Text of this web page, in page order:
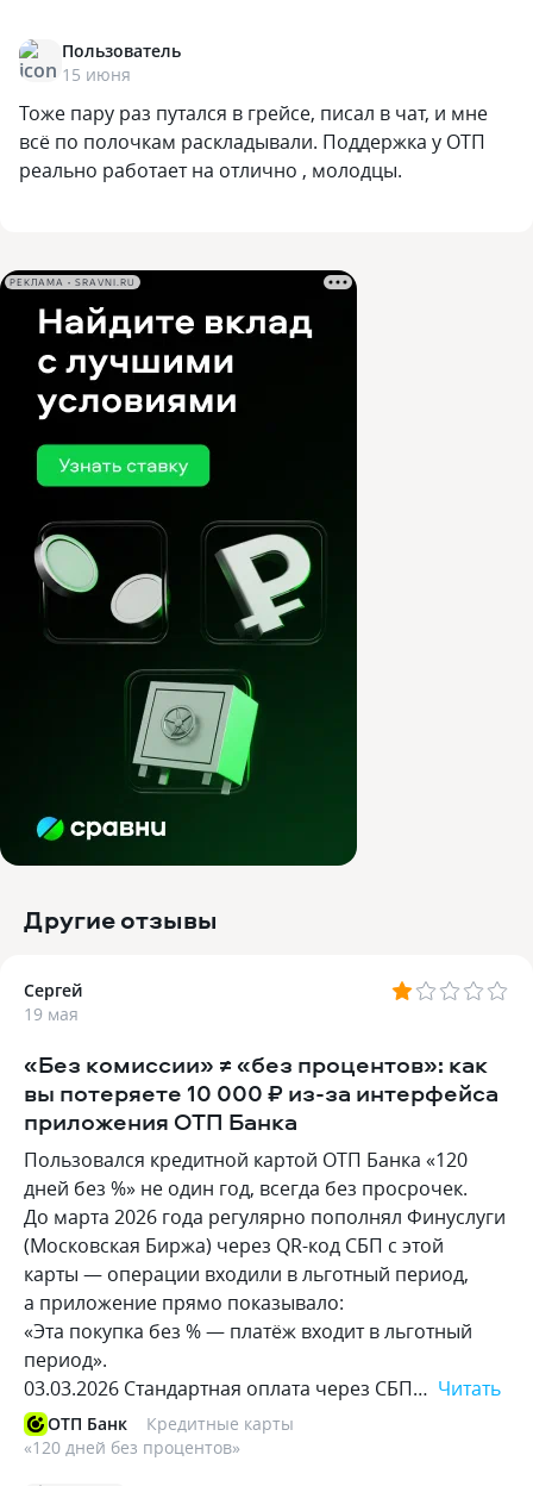
Пользователь
15 июня
Тоже пару раз путался в грейсе, писал в чат, и мне
всё по полочкам раскладывали. Поддержка у ОТП
реально работает на отлично , молодцы.
РЕКЛАМА • SRAVNI.RU
Другие отзывы
Сергей
19 мая
«Без комиссии» ≠ «без процентов»: как
вы потеряете 10 000 ₽ из-за интерфейса
приложения ОТП Банка
Пользовался кредитной картой ОТП Банка «120
дней без %» не один год, всегда без просрочек.
До марта 2026 года регулярно пополнял Финуслуги
(Московская Биржа) через QR-код СБП с этой
карты — операции входили в льготный период,
а приложение прямо показывало:
«Эта покупка без % — платёж входит в льготный
период».
03.03.2026 Стандартная оплата через СБП… Читать
ОТП Банк
Кредитные карты
«120 дней без процентов»